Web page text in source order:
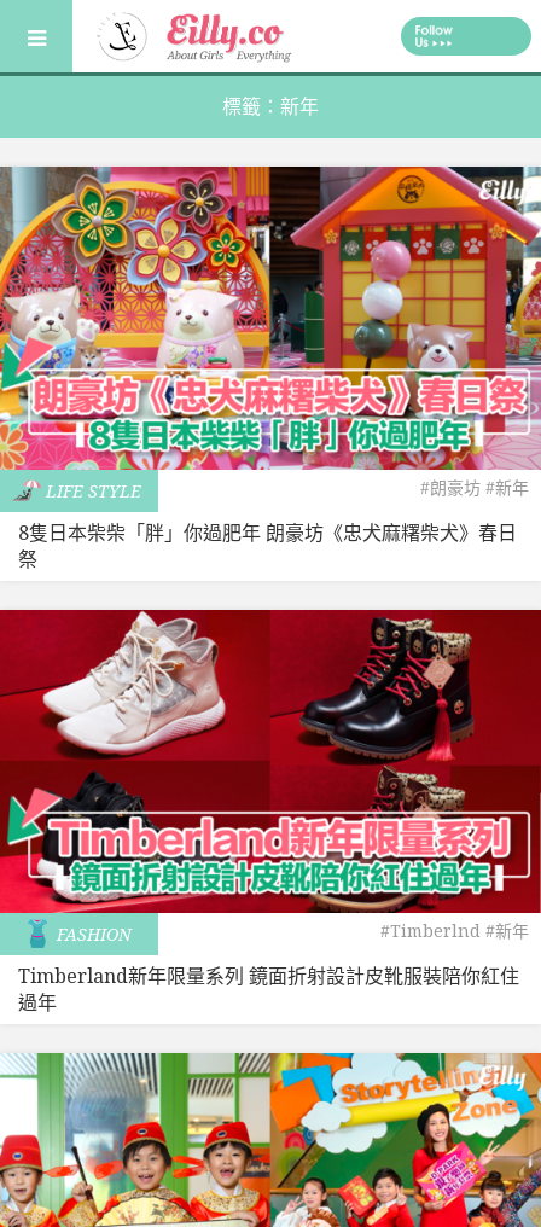
content
標籤：新年
LIFE STYLE #朗豪坊 #新年
8隻日本柴柴「胖」你過肥年 朗豪坊《忠犬麻糬柴犬》春日
祭
FASHION #Timberlnd #新年
Timberland新年限量系列 鏡面折射設計皮靴服裝陪你紅住
過年